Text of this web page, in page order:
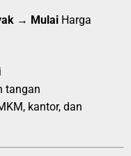
→ Mulai Harga
tangan
kantor, dan